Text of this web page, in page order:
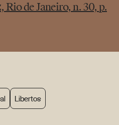
, Rio de Janeiro, n. 30, p.
Libertos